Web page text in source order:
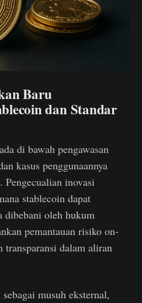
Baru
dan Standar
di bawah pengawasan
kasus penggunaannya
Pengecualian inovasi
stablecoin dapat
dibebani oleh hukum
pemantauan risiko on-
transparansi dalam aliran
musuh eksternal,